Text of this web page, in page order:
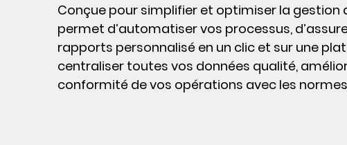
Conçue pour simplifier et optimiser la gestion
permet d’automatiser vos processus,
rapports personnalisé en un clic et sur une
centraliser toutes vos données qualité,
conformité de vos opérations avec les